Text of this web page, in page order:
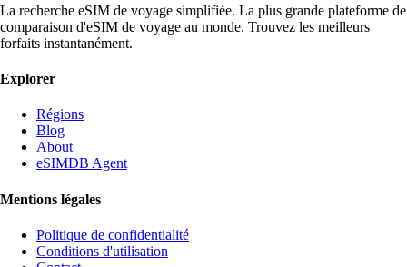
La recherche eSIM de voyage simplifiée. La plus grande plateforme de
comparaison d'eSIM de voyage au monde. Trouvez les meilleurs
forfaits instantanément.
Explorer
Régions
Blog
About
eSIMDB Agent
Mentions légales
Politique de confidentialité
Conditions d'utilisation